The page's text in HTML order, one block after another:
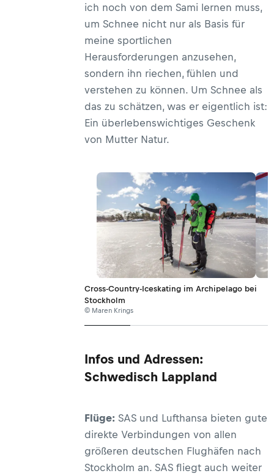
ich noch von dem Sami lernen muss,
um Schnee nicht nur als Basis für
meine sportlichen
Herausforderungen anzusehen,
sondern ihn riechen, fühlen und
verstehen zu können. Um Schnee als
das zu schätzen, was er eigentlich ist:
Ein überlebenswichtiges Geschenk
von Mutter Natur.
Cross-Country-Iceskating im Archipelago bei
Stockholm
© Maren Krings
Infos und Adressen:
Schwedisch Lappland
Flüge: SAS und Lufthansa bieten gute
direkte Verbindungen von allen
größeren deutschen Flughäfen nach
Stockholm an. SAS fliegt auch weiter